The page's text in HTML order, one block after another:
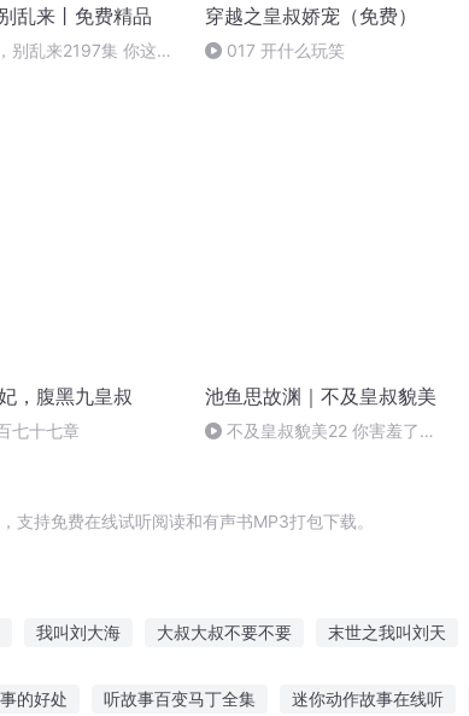
乱来丨免费精品
别乱来2197集 你这个
穿越之皇叔娇宠（免费）
017 开什么玩笑
，腹黑九皇叔
七十七章
池鱼思故渊｜不及皇叔貌美
不及皇叔貌美22 你害羞了？
持免费在线试听阅读和有声书MP3打包下载。
我叫刘大海 大叔大叔不要不要 末世之我叫刘天
的好处 听故事百变马丁全集 迷你动作故事在线听